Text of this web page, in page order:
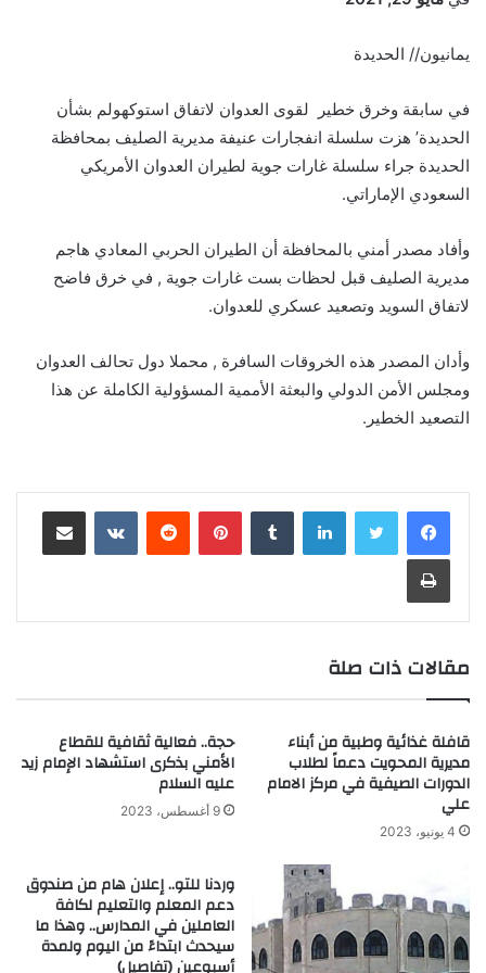
يمانيون// الحديدة
في سابقة وخرق خطير لقوى العدوان لاتفاق استوكهولم بشأن
الحديدة’ هزت سلسلة انفجارات عنيفة مديرية الصليف بمحافظة
الحديدة جراء سلسلة غارات جوية لطيران العدوان الأمريكي
السعودي الإماراتي.
وأفاد مصدر أمني بالمحافظة أن الطيران الحربي المعادي هاجم
مديرية الصليف قبل لحظات بست غارات جوية , في خرق فاضح
لاتفاق السويد وتصعيد عسكري للعدوان.
وأدان المصدر هذه الخروقات السافرة , محملا دول تحالف العدوان
ومجلس الأمن الدولي والبعثة الأممية المسؤولية الكاملة عن هذا
التصعيد الخطير.
لينكدإن بينتيريست
مقالات ذات صلة
قافلة غذائية وطبية من أبناء
مديرية المحويت دعماً لطلاب
الدورات الصيفية في مركز الامام
علي
4 يونيو، 2023
حجة.. فعالية ثقافية للقطاع
الأمني بذكرى استشهاد الإمام زيد
عليه السلام
9 أغسطس، 2023
وردنا للتو.. إعلان هام من صندوق
دعم المعلم والتعليم لكافة
العاملين في المدارس.. وهذا ما
سيحدث ابتداءً من اليوم ولمدة